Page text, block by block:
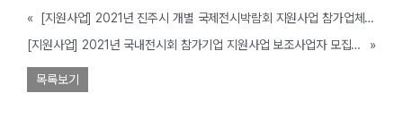
«
[지원사업] 2021년 진주시 개별 국제전시박람회 지원사업 참가업체 모집 (진주시, ~12월 예산 소진시까지)
[지원사업] 2021년 국내전시회 참가기업 지원사업 보조사업자 모집 공고 (오산시, ~2/10까지)
»
목록보기